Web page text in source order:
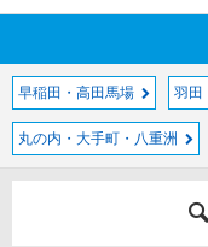
早稲田・高田馬場 羽田
丸の内・大手町・八重洲